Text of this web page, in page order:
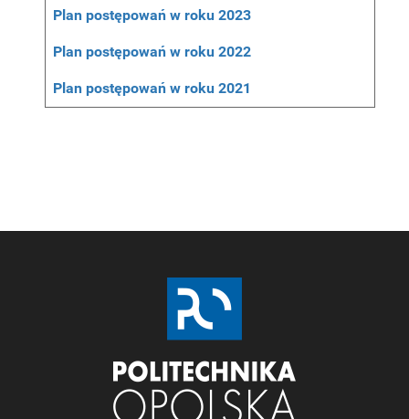
Plan postępowań w roku 2023
Plan postępowań w roku 2022
Plan postępowań w roku 2021